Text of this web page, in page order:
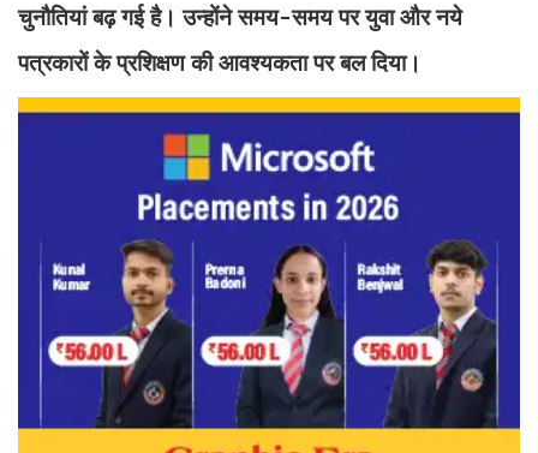
चुनौतियां बढ़ गई है। उन्होंने समय-समय पर युवा और नये
पत्रकारों के प्रशिक्षण की आवश्यकता पर बल दिया।